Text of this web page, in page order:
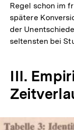
Regel schon im
spätere
der
seltensten bei
III.